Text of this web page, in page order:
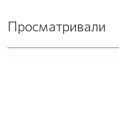
Просматривали